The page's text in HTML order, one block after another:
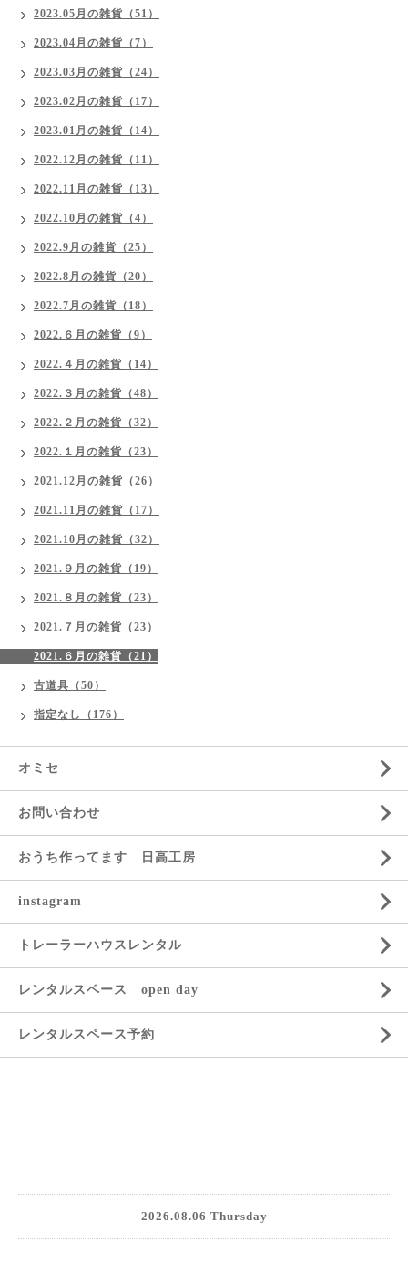
2023.05月の雑貨（51）
2023.04月の雑貨（7）
2023.03月の雑貨（24）
2023.02月の雑貨（17）
2023.01月の雑貨（14）
2022.12月の雑貨（11）
2022.11月の雑貨（13）
2022.10月の雑貨（4）
2022.9月の雑貨（25）
2022.8月の雑貨（20）
2022.7月の雑貨（18）
2022.６月の雑貨（9）
2022.４月の雑貨（14）
2022.３月の雑貨（48）
2022.２月の雑貨（32）
2022.１月の雑貨（23）
2021.12月の雑貨（26）
2021.11月の雑貨（17）
2021.10月の雑貨（32）
2021.９月の雑貨（19）
2021.８月の雑貨（23）
2021.７月の雑貨（23）
2021.６月の雑貨（21）
古道具（50）
指定なし（176）
オミセ
お問い合わせ
おうち作ってます 日高工房
instagram
トレーラーハウスレンタル
レンタルスペース open day
レンタルスペース予約
2026.08.06 Thursday